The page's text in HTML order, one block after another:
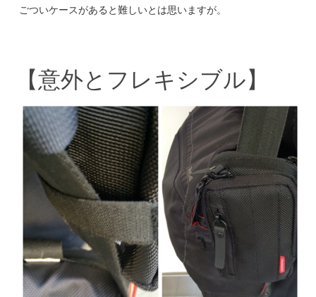
ごついケースがあると難しいとは思いますが。
【意外とフレキシブル】